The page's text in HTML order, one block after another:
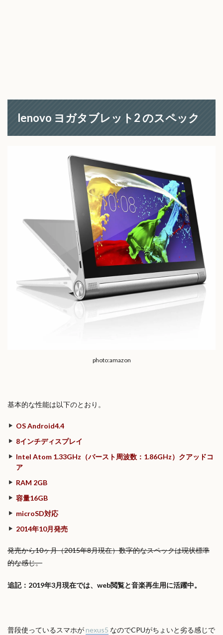
lenovo ヨガタブレット2 のスペック
photo:amazon
基本的な性能は以下のとおり。
OS Android4.4
8インチディスプレイ
Intel Atom 1.33GHz（バースト周波数：1.86GHz）クアッドコ
ア
RAM 2GB
容量16GB
microSD対応
2014年10月発売
発売から10ヶ月（2015年8月現在）数字的なスペックは現状標準
的な感じ。
追記：2019年3月現在では、web閲覧と音楽再生用に活躍中。
普段使っているスマホがnexus5 なのでCPUがちょいと劣る感じで